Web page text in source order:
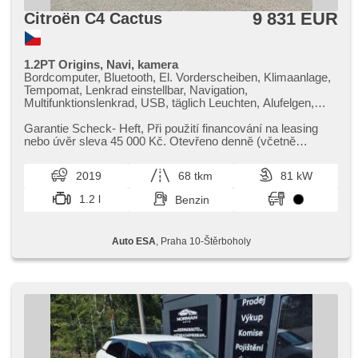
Citroën C4 Cactus 9 831 EUR
1.2PT Origins, Navi, kamera
Bordcomputer, Bluetooth, El. Vorderscheiben, Klimaanlage,
Tempomat, Lenkrad einstellbar, Navigation,
Multifunktionslenkrad, USB, täglich Leuchten, Alufelgen,
Zentralverriegelung mit Funkfernbedienung, Elektronisches
Stabilitätsprogramm (ESP), Scheibenwischersensor,
ABS, parkovací senzory zadní, isofix, Fahrkamera, 6x
Airbag
Garantie Scheck​- Heft,​ Při použití financování na leasing
nebo úvěr sleva 45 000 Kč. Otevřeno denně (včetně
2019 68 tkm
81 kW
1.2 l
Benzin
Auto ESA , Praha 10-Štěrboholy